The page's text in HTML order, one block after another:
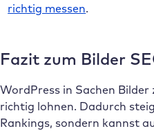
richtig messen.
Fazit zum Bilder
WordPress in Sachen
richtig lohnen. Dadurch
Rankings, sondern kannst